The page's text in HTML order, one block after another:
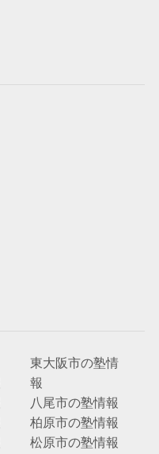
東大阪市の塾情
報
八尾市の塾情報
柏原市の塾情報
松原市の塾情報